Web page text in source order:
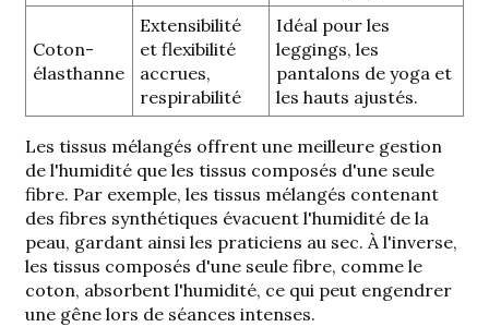
Coton-
élasthanne
Extensibilité
et flexibilité
accrues,
respirabilité
Idéal pour les
leggings, les
pantalons de yoga et
les hauts ajustés.
Les tissus mélangés offrent une meilleure gestion
de l'humidité que les tissus composés d'une seule
fibre. Par exemple, les tissus mélangés contenant
des fibres synthétiques évacuent l'humidité de la
peau, gardant ainsi les praticiens au sec. À l'inverse,
les tissus composés d'une seule fibre, comme le
coton, absorbent l'humidité, ce qui peut engendrer
une gêne lors de séances intenses.